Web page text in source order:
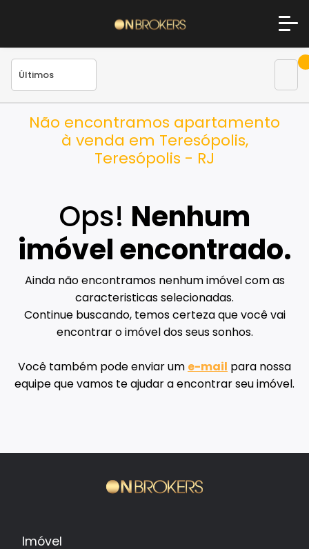
Não encontramos apartamento
à venda em Teresópolis,
Teresópolis - RJ
Ops! Nenhum
imóvel encontrado.
Ainda não encontramos nenhum imóvel com as
caracteristicas selecionadas.
Continue buscando, temos certeza que você vai
encontrar o imóvel dos seus sonhos.
Você também pode enviar um e-mail para nossa
equipe que vamos te ajudar a encontrar seu imóvel.
Imóvel